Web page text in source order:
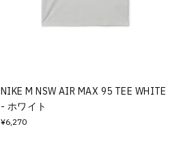
NIKE M NSW AIR MAX 95 TEE WHITE
- ホワイト
¥6,270